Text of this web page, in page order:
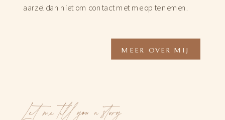
MEER OVER MIJ
aarzel dan niet om contact met me op te nemen.
Let me tell you a story